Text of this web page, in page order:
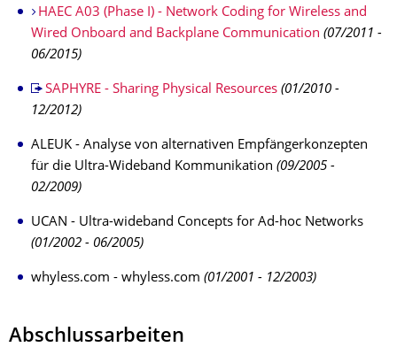
HAEC A03 (Phase I) - Network Coding for Wireless and
Wired Onboard and Backplane Communication (07/2011 -
06/2015)
SAPHYRE - Sharing Physical Resources (01/2010 -
12/2012)
ALEUK - Analyse von alternativen Empfängerkonzepten
für die Ultra-Wideband Kommunikation (09/2005 -
02/2009)
UCAN - Ultra-wideband Concepts for Ad-hoc Networks
(01/2002 - 06/2005)
whyless.com - whyless.com (01/2001 - 12/2003)
Abschlussarbeiten